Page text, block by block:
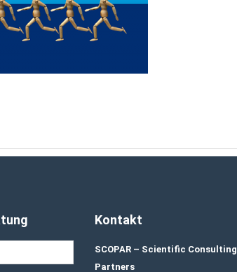
Kontakt
SCOPAR – Scientific Consulting
Partners